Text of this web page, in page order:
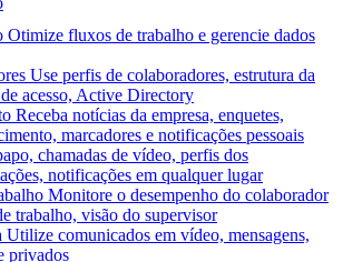
Otimize fluxos de trabalho e gerencie dados
Use perfis de colaboradores, estrutura da
acesso, Active Directory
Receba notícias da empresa, enquetes,
marcadores e notificações pessoais
chamadas de vídeo, perfis dos
notificações em qualquer lugar
Monitore o desempenho do colaborador
trabalho, visão do supervisor
Utilize comunicados em vídeo, mensagens,
privados